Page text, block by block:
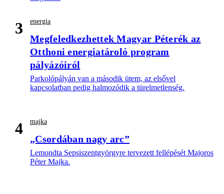
3 energia
Megfeledkezhettek Magyar Péterék az
Otthoni energiatároló program
pályázóiról
Parkolópályán van a második ütem, az elsővel
kapcsolatban pedig halmozódik a türelmetlenség.
4 majka
„Csordában nagy arc”
Lemondta Sepsiszentgyörgyre tervezett fellépését Majoros
Péter Majka.